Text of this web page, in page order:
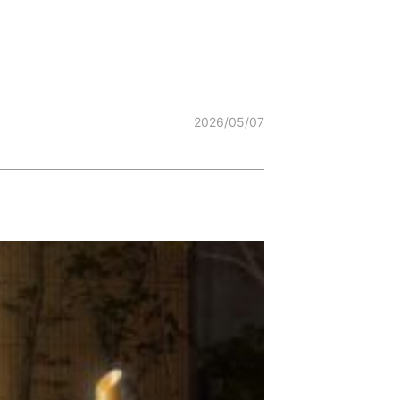
2026/05/07